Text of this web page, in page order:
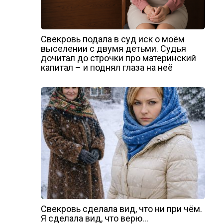
Свекровь подала в суд иск о моём
выселении с двумя детьми. Судья
дочитал до строчки про материнский
капитал – и поднял глаза на неё
Свекровь сделала вид, что ни при чём.
Я сделала вид, что верю…